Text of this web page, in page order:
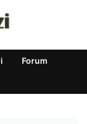
Forum